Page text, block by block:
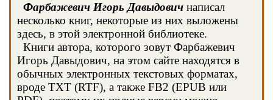
Фарбажевич Игорь Давыдович написал
несколько книг, некоторые из них выложены
здесь, в этой электронной библиотеке.
Книги автора, которого зовут Фарбажевич
Игорь Давыдович, на этом сайте находятся в
обычных электронных текстовых форматах,
вроде TXT (RTF), а также FB2 (EPUB или